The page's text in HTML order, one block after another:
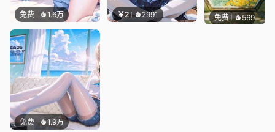
免费 1.6万 ￥2 2991
免费 1.9万
免费 569渔小小